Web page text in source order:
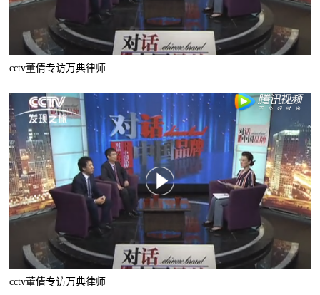
cctv董倩专访万典律师
cctv董倩专访万典律师